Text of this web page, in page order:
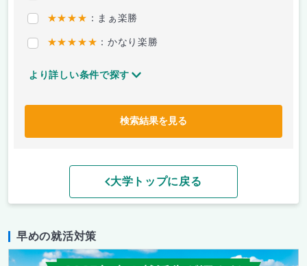
★★★★ ：まぁ楽勝
★★★★★ ：かなり楽勝
より詳しい条件で探す
検索結果を見る
大学トップに戻る
早めの就活対策